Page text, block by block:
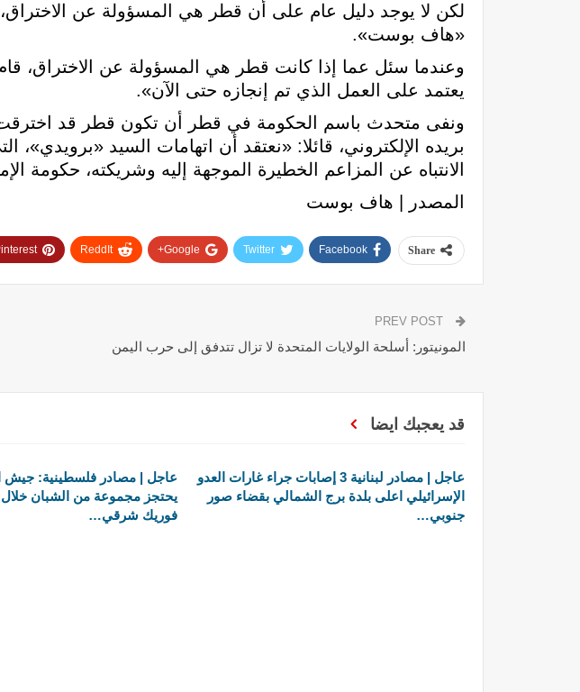
لكن لا يوجد دليل عام على أن قطر هي المسؤولة عن
«هاف بوست».
وعندما سئل عما إذا كانت قطر هي المسؤولة عن الاختراق، قام
يعتمد على العمل الذي تم إنجازه حتى الآن».
ونفى متحدث باسم الحكومة في قطر أن تكون قطر قد
بريده الإلكتروني، قائلا: «نعتقد أن اتهامات السيد
الانتباه عن المزاعم الخطيرة الموجهة إليه وشريكته، حكومة
المصدر | هاف بوست
Share
Facebook
Twitter
Google+
ReddIt
المونيتور: أسلحة الولايات المتحدة لا تزال تتدفق إلى حرب اليمن
قد يعجبك ايضا
عاجل | مصادر لبنانية 3 إصابات جراء غارات العدو
الإسرائيلي اعلى بلدة برج الشمالي بقضاء صور
جنوبي…
عاجل | مصادر فلسطينية: جيش
يحتجز مجموعة من الشبان خلال
فوريك شرقي…